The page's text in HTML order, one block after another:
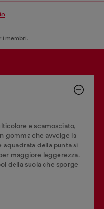
i membri.
e scamosciato,
gomma che avvolge la
della punta si
maggiore leggerezza.
della suola che sporge